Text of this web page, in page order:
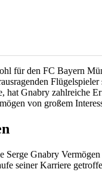
für den FC Bayern
Gnabry zahlreiche
von großem
Serge Gnabry
seiner Karriere